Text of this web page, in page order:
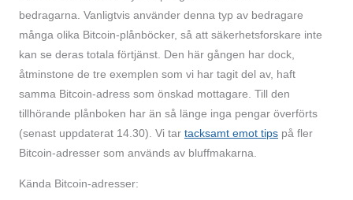
bedragarna. Vanligtvis använder denna typ av bedragare
många olika Bitcoin-plånböcker, så att säkerhetsforskare inte
kan se deras totala förtjänst. Den här gången har dock,
åtminstone de tre exemplen som vi har tagit del av, haft
samma Bitcoin-adress som önskad mottagare. Till den
tillhörande plånboken har än så länge inga pengar överförts
(senast uppdaterat 14.30). Vi tar tacksamt emot tips på fler
Bitcoin-adresser som används av bluffmakarna.
Kända Bitcoin-adresser: